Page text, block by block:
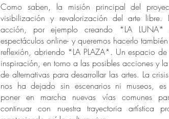
Como saben, la misión principal del
visibilización y revalorización del arte libre.
acción, por ejemplo creando *LA LUNA*
espectáculos online- y queremos hacerlo
reflexión, abriendo *LA PLAZA*. Un espacio
inspiración, en torno a las posibles acciones y
de alternativas para desarrollar las artes. La
nos ha dejado sin escenarios ni museos,
poner en marcha nuevas vías comunes
continuar con nuestra trayectoria artística